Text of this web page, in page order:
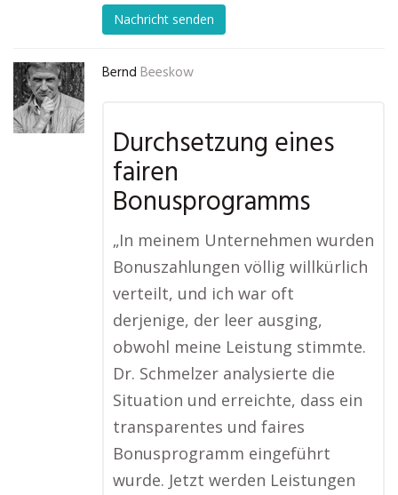
Nachricht senden
Bernd Beeskow
Durchsetzung eines
fairen
Bonusprogramms
„In meinem Unternehmen wurden
Bonuszahlungen völlig willkürlich
verteilt, und ich war oft
derjenige, der leer ausging,
obwohl meine Leistung stimmte.
Dr. Schmelzer analysierte die
Situation und erreichte, dass ein
transparentes und faires
Bonusprogramm eingeführt
wurde. Jetzt werden Leistungen